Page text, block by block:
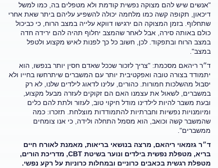
"אנשים שיש להם מצוקה נפשית קודמת ולא מטפלים בה, כמו למשל
דיכאון, תקופה קשה כמו מלחמה יכולה להשפיע עליהם ביתר שאת אחרי
שתחלוף. בזמן המצוקה הם ירגישו דווקא עלייה במצב הרוח, כי כביכול
כולם באותה סירה, אבל לאחר שהמצב יחלוף תהיה להם ירידה חדה
במצב הרוח ובתפקוד. לכן, חשוב כל כך לפנות לאיש מקצוע ולטפל
במצב".
ד״ר ריהאם מסכמת: "צריך לזכור שככל שאדם חסין יותר בנפשו, הוא
יתמודד בצורה טובה ואפקטיבית יותר עם המשברים שיתרחשו בחייו ולא
יסבול מהשלכות חמורות. כהורים, עלינו לדאוג לילדים שלנו, לא רק
במשברים, לשאול את עצמנו האם הם זקוקים לעזרה מבעל מקצוע,
ובעת משבר להיות לילדינו מודל חיקוי טוב, לעזור ולתת להם כלים
ומיומנויות נפשיות וחברתיות להתמודדות מוצלחת. תזכרו: כמה
שהמשבר קשה וכואב, הוא מסמל התחלה ולידה, כי אנו צומחים
ממשברים".
ד״ר גזמאוי ריהאם, מרצה בנושאי בריאות, מאמנת לאורח חיים
בריא, מטפלת נפשית בילדים ונוער בשיטת CBT, מדריכת הורים,
מטפלת רגשית בכאבים כרוניים ובמחלות כרוניות על רקע נפשי.